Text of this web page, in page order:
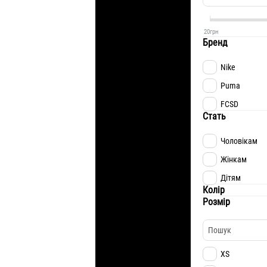
20грн
Бренд
Nike
Puma
FCSD
Стать
Чоловікам
Жінкам
Дітям
Колір
Розмір
XS